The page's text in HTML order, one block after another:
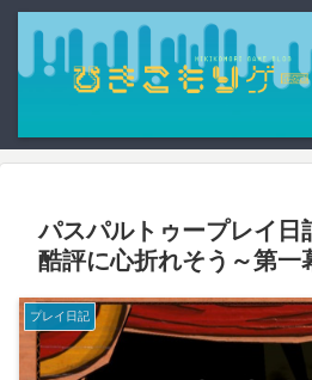
パスパルトゥープレイ日
酷評に心折れそう～第一
プレイ日記